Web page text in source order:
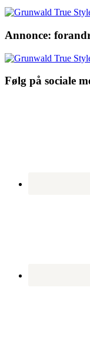
Annonce:
Følg på sociale